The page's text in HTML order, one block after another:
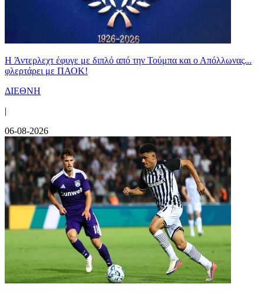
H Άντερλεχτ έφυγε με διπλό από την Τούμπα και ο Απόλλωνας...
φλερτάρει με ΠΑΟΚ!
ΔΙΕΘΝΗ
|
06-08-2026